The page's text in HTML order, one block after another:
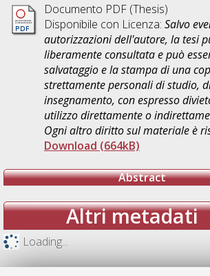
Documento PDF (Thesis)
Disponibile con Licenza: Salvo
autorizzazioni dell'autore, la tesi
liberamente consultata e può
salvataggio e la stampa di una
strettamente personali di studio,
insegnamento, con espresso
utilizzo direttamente o
Ogni altro diritto sul materiale è
Download (664kB)
Abstract
Altri metadati
Loading...